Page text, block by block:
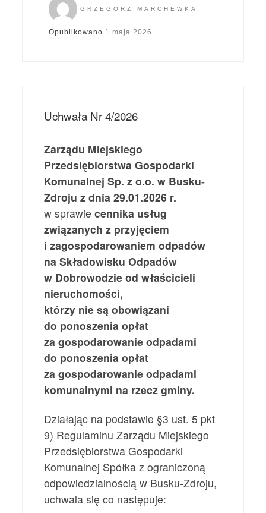
GRZEGORZ MARCHEWKA
Opublikowano 1 maja 2026
Uchwała Nr 4/2026
Zarządu Miejskiego
Przedsiębiorstwa Gospodarki
Komunalnej Sp. z o.o. w Busku-
Zdroju z dnia 29.01.2026 r.
w sprawiecennika usług
związanych z przyjęciem
i zagospodarowaniem odpadów
na Składowisku Odpadów
w Dobrowodzie od właścicieli
nieruchomości,
którzy nie są obowiązani
do ponoszenia opłat
za gospodarowanie odpadami
do ponoszenia opłat
za gospodarowanie odpadami
komunalnymi na rzecz gminy.
Działając na podstawie §3 ust. 5 pkt
9) Regulaminu Zarządu Miejskiego
Przedsiębiorstwa Gospodarki
Komunalnej Spółka z ograniczoną
odpowiedzialnością w Busku-Zdroju,
uchwala się co następuje: